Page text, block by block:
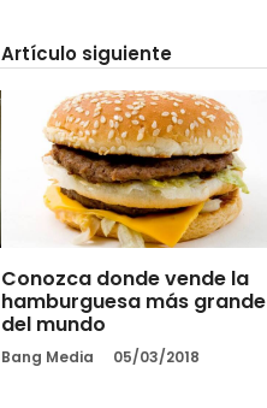
Artículo siguiente
Conozca donde vende la
hamburguesa más grande
del mundo
Bang Media 05/03/2018